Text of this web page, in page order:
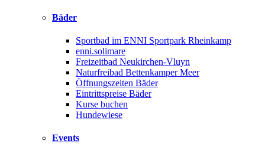
Bäder
Sportbad im ENNI Sportpark Rheinkamp
enni.solimare
Freizeitbad Neukirchen-Vluyn
Naturfreibad Bettenkamper Meer
Öffnungszeiten Bäder
Eintrittspreise Bäder
Kurse buchen
Hundewiese
Events